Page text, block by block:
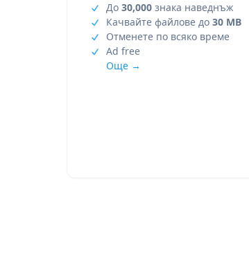
До 30,000 знака наведнъж
Качвайте файлове до 30 MB
Отменете по всяко време
Ad free
Още →